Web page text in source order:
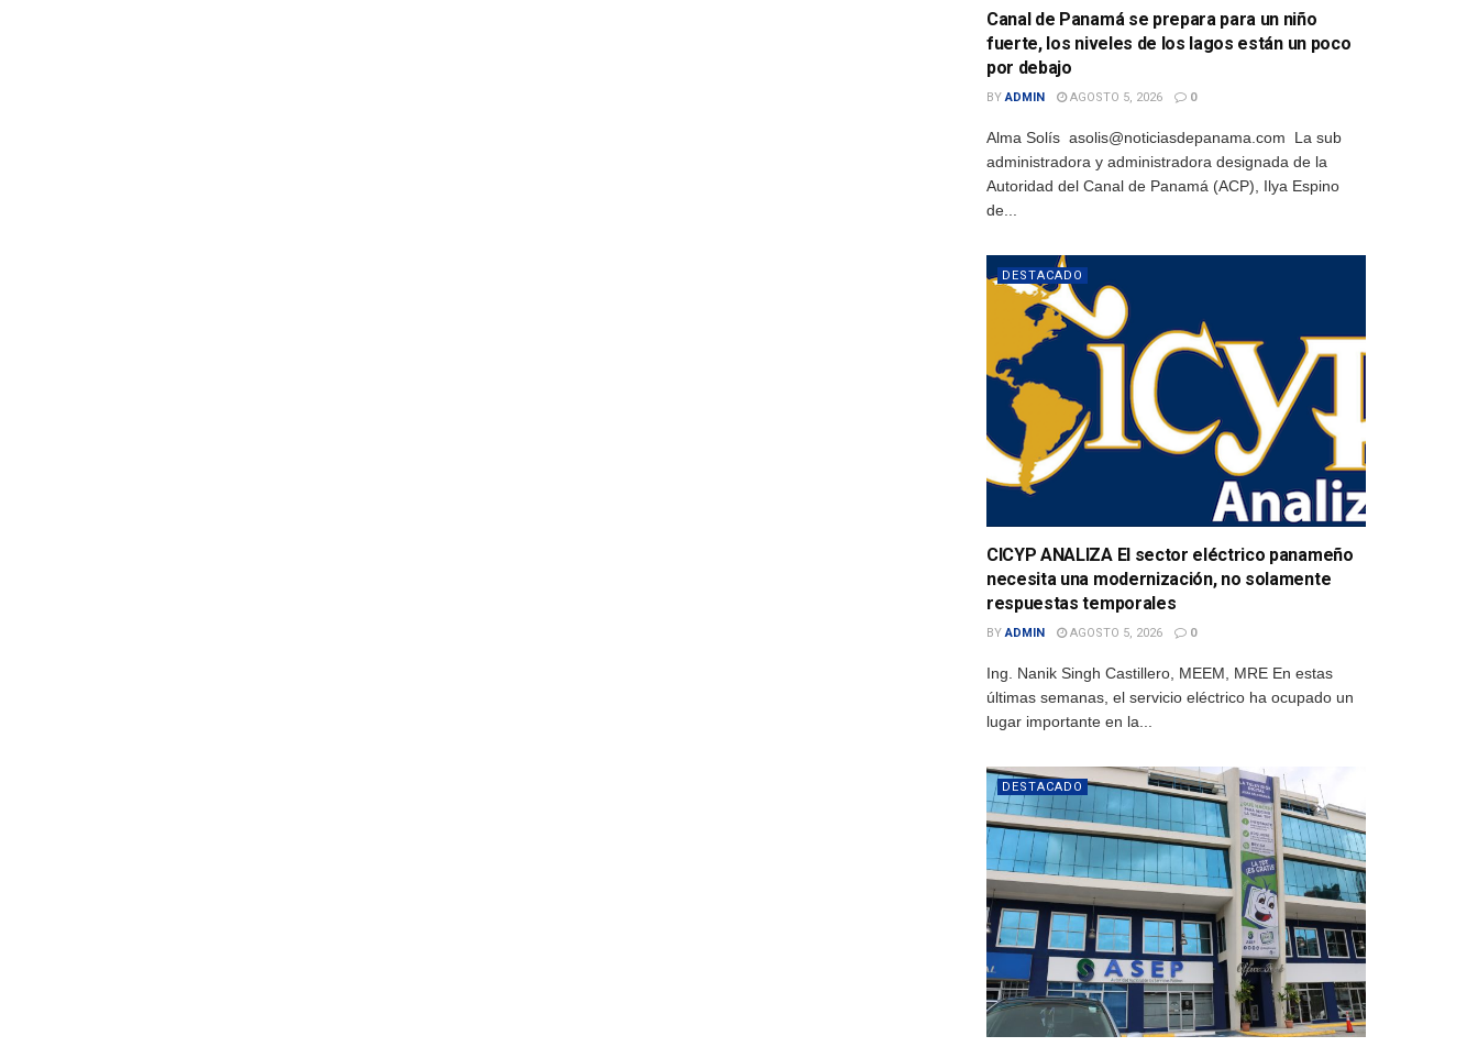
Canal de Panamá se prepara para un niño
fuerte, los niveles de los lagos están un poco
por debajo
BY ADMIN AGOSTO 5, 2026 0
Alma Solís asolis@noticiasdepanama.com La sub
administradora y administradora designada de la
Autoridad del Canal de Panamá (ACP), Ilya Espino
de...
DESTACADO
CICYP ANALIZA El sector eléctrico panameño
necesita una modernización, no solamente
respuestas temporales
BY ADMIN AGOSTO 5, 2026 0
Ing. Nanik Singh Castillero, MEEM, MRE En estas
últimas semanas, el servicio eléctrico ha ocupado un
lugar importante en la...
DESTACADO